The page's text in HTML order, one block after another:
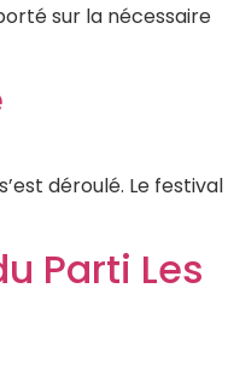
sur la nécessaire
déroulé. Le festival
Parti Les